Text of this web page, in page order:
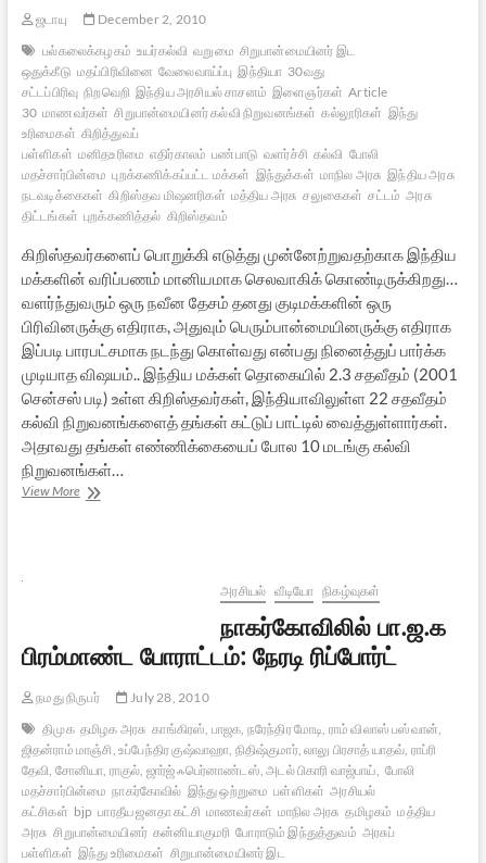
ஜடாயு
December 2, 2010
பல்கலைக்கழகம் உயர்கல்வி வறுமை சிறுபான்மையினர் இட
ஒதுக்கீடு மதப்பிரிவினை வேலைவாய்ப்பு இந்தியா 30வது
சட்டப்பிரிவு நிறவெறி இந்திய அரசியல் சாசனம் இளைஞர்கள் Article
30 மாணவர்கள் சிறுபான்மையினர் கல்வி நிறுவனங்கள் கல்லூரிகள் இந்து
உரிமைகள் கிறித்துவப்
பள்ளிகள் மனிதஉரிமை எதிர்காலம் பண்பாடு வளர்ச்சி கல்வி போலி
மதச்சார்பின்மை புறக்கணிக்கப்பட்ட மக்கள் இந்துக்கள் மாநில அரசு இந்திய அரசு
நடவடிக்கைகள் கிறிஸ்தவ மிஷனரிகள் மத்திய அரசு சலுகைகள் சட்டம் அரசு
திட்டங்கள் புறக்கணித்தல் கிறிஸ்தவம்
கிறிஸ்தவர்களைப் பொறுக்கி எடுத்து முன்னேற்றுவதற்காக இந்திய
மக்களின் வரிப்பணம் மானியமாக செலவாகிக் கொண்டிருக்கிறது…
வளர்ந்துவரும் ஒரு நவீன தேசம் தனது குடிமக்களின் ஒரு
பிரிவினருக்கு எதிராக, அதுவும் பெரும்பான்மையினருக்கு எதிராக
இப்படி பாரபட்சமாக நடந்து கொள்வது என்பது நினைத்துப் பார்க்க
முடியாத விஷயம்.. இந்திய மக்கள் தொகையில் 2.3 சதவீதம் (2001
சென்சஸ் படி) உள்ள கிறிஸ்தவர்கள், இந்தியாவிலுள்ள 22 சதவீதம்
கல்வி நிறுவனங்களைத் தங்கள் கட்டுப் பாட்டில் வைத்துள்ளார்கள்.
அதாவது தங்கள் எண்ணிக்கையைப் போல 10 மடங்கு கல்வி
நிறுவனங்கள்…
View Moreஇந்திய
அரசியல் வீடியோ நிகழ்வுகள்
நாகர்கோவிலில் பா.ஜ.க
பிரம்மாண்ட போராட்டம்: நேரடி ரிப்போர்ட்
நமது நிருபர்
July 28, 2010
திமுக தமிழக அரசு காங்கிரஸ், பாஜக, நரேந்திர மோடி, ராம் விலாஸ் பஸ்வான்,
ஜிதன்ராம் மாஞ்சி, உப்பேந்திர குஷ்வாஹா, நிதிஷ்குமார், லாலு பிரசாத் யாதவ், ராப்ரி
தேவி, சோனியா, ராகுல், ஜார்ஜ் ஃபெர்னாண்டஸ், அடல் பிகாரி வாஜ்பாய், போலி
மதச்சார்பின்மை நாகர்கோவில் இந்து ஒற்றுமை பள்ளிகள் அரசியல்
கட்சிகள் bjp பாரதீய ஜனதா கட்சி மாணவர்கள் மாநில அரசு தமிழகம் மத்திய
அரசு சிறுபான்மையினர் கன்னியாகுமரி போராடும் இந்துத்துவம் அரசுப்
பள்ளிகள் இந்து உரிமைகள் சிறுபான்மையினர் இட